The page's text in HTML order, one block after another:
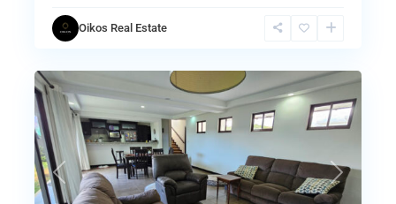
Oikos Real Estate
Montes
de
Previous Next